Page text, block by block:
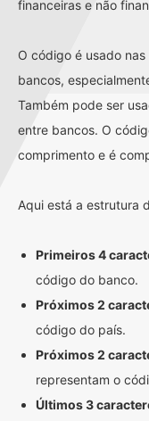
financeiras e não
O código é usado
bancos,
Também pode ser
entre bancos. O
comprimento e é
Aqui está a estrutura
Primeiros 4
código do banco.
Próximos 2
código do país.
Próximos 2
representam o
Últimos 3